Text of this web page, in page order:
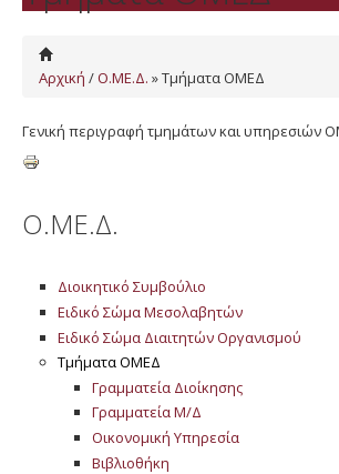
Αρχική /Ο.ΜΕ.Δ. » Τμήματα ΟΜΕΔ
Γενική περιγραφή τμημάτων και υπηρεσιών
Ο.ΜΕ.Δ.
Διοικητικό Συμβούλιο
Ειδικό Σώμα Μεσολαβητών
Ειδικό Σώμα Διαιτητών Οργανισμού
Τμήματα ΟΜΕΔ
Γραμματεία Διοίκησης
Γραμματεία Μ/Δ
Οικονομική Υπηρεσία
Βιβλιοθήκη